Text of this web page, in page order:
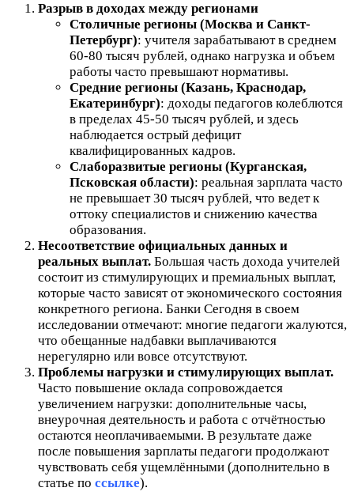
Разрыв в доходах между регионами
Столичные регионы (Москва и Санкт-
Петербург): учителя зарабатывают в среднем
60-80 тысяч рублей, однако нагрузка и объем
работы часто превышают нормативы.
Средние регионы (Казань, Краснодар,
Екатеринбург): доходы педагогов колеблются
в пределах 45-50 тысяч рублей, и здесь
наблюдается острый дефицит
квалифицированных кадров.
Слаборазвитые регионы (Курганская,
Псковская области): реальная зарплата часто
не превышает 30 тысяч рублей, что ведет к
оттоку специалистов и снижению качества
образования.
Несоответствие официальных данных и
реальных выплат. Большая часть дохода учителей
состоит из стимулирующих и премиальных выплат,
которые часто зависят от экономического состояния
конкретного региона. Банки Сегодня в своем
исследовании отмечают: многие педагоги жалуются,
что обещанные надбавки выплачиваются
нерегулярно или вовсе отсутствуют.
Проблемы нагрузки и стимулирующих выплат.
Часто повышение оклада сопровождается
увеличением нагрузки: дополнительные часы,
внеурочная деятельность и работа с отчётностью
остаются неоплачиваемыми. В результате даже
после повышения зарплаты педагоги продолжают
чувствовать себя ущемлёнными (дополнительно в
статье по ссылке).